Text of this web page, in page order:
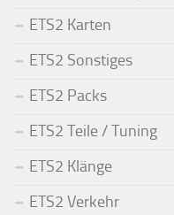
ETS2 Karten
ETS2 Sonstiges
ETS2 Packs
ETS2 Teile / Tuning
ETS2 Klänge
ETS2 Verkehr